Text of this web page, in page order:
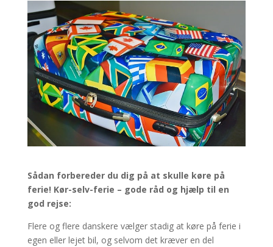
Sådan forbereder du dig på at skulle køre på
ferie! Kør-selv-ferie – gode råd og hjælp til en
god rejse:
Flere og flere danskere vælger stadig at køre på ferie i
egen eller lejet bil, og selvom det kræver en del